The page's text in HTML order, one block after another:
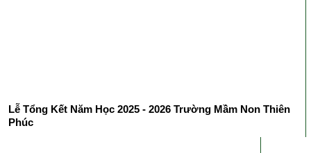
Lễ Tổng Kết Năm Học 2025 - 2026 Trường Mầm Non Thiên
Phúc